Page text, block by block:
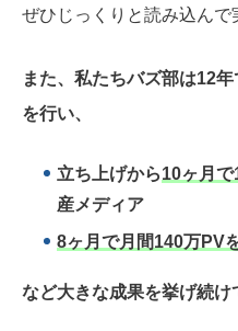
ぜひじっくりと読み込んで
また、私たちバズ部は12
を行い、
立ち上げから10ヶ月で
産メディア
8ヶ月で月間140万PV
など大きな成果を挙げ続け